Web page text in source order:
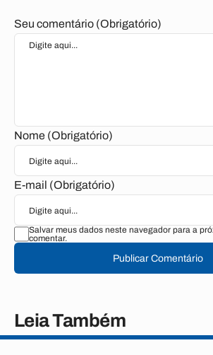
Seu comentário (Obrigatório)
Nome (Obrigatório)
E-mail (Obrigatório)
Salvar meus dados neste navegador para a
comentar.
Publicar Comentário
Leia Também